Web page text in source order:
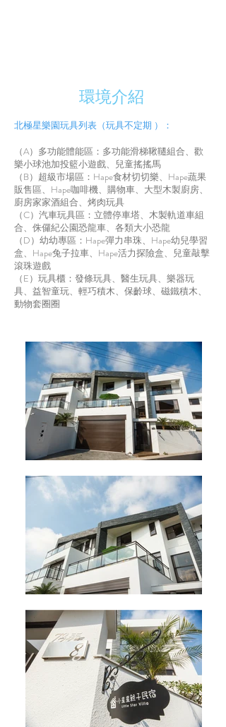
環境介紹
北極星樂園玩具列表（玩具不定期 ）：
（A）多功能體能區：多功能滑梯鞦韆組合、歡
樂小球池加投籃小遊戲、兒童搖搖馬
（B）超級市場區：Hape食材切切樂、Hape蔬果
販售區、Hape咖啡機、購物車、大型木製廚房、
廚房家家酒組合、烤肉玩具
（C）汽車玩具區：立體停車塔、木製軌道車組
合、侏儸紀公園恐龍車、各類大小恐龍
（D）幼幼專區：Hape彈力串珠、Hape幼兒學習
盒、Hape兔子拉車、Hape活力探險盒、兒童敲擊
滾珠遊戲
（E）玩具櫃：發條玩具、醫生玩具、樂器玩
具、益智童玩、輕巧積木、保齡球、磁鐵積木、
動物套圈圈